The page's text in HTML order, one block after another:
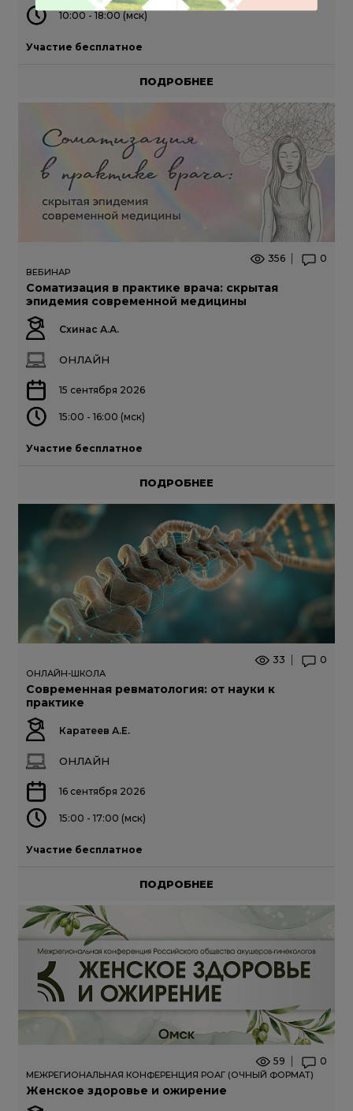
10:00 - 18:00 (мск)
Участие бесплатное
ПОДРОБНЕЕ
356 0
ВЕБИНАР
Соматизация в практике врача: скрытая
эпидемия современной медицины
Схинас А.А.
ОНЛАЙН
15 сентября 2026
15:00 - 16:00 (мск)
Участие бесплатное
ПОДРОБНЕЕ
33 0
ОНЛАЙН-ШКОЛА
Современная ревматология: от науки к
практике
Каратеев А.Е.
ОНЛАЙН
16 сентября 2026
15:00 - 17:00 (мск)
Участие бесплатное
ПОДРОБНЕЕ
59 0
МЕЖРЕГИОНАЛЬНАЯ КОНФЕРЕНЦИЯ РОАГ (ОЧНЫЙ ФОРМАТ)
Женское здоровье и ожирение